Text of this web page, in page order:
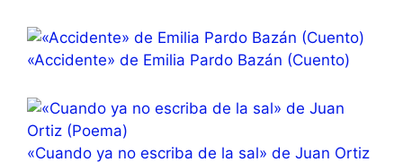
«Accidente» de Emilia Pardo Bazán (Cuento)
«Cuando ya no escriba de la sal» de Juan Ortiz